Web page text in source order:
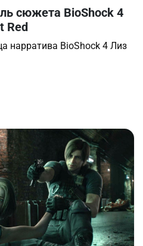
сюжета BioShock 4
Red
нарратива BioShock 4 Лиз